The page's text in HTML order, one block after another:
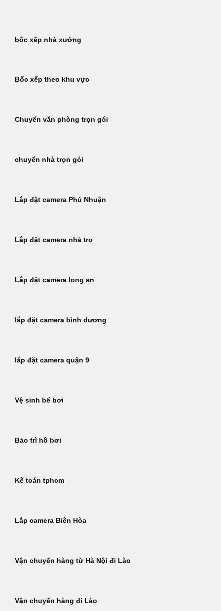
dungbốc xếp nhà xưởng
Bốc xếp theo khu vực
Chuyển văn phòng trọn gói
chuyển nhà trọn gói
Lắp đặt camera Phú Nhuận
Lắp đặt camera nhà trọ
Lắp đặt camera long an
lắp đặt camera bình dương
lắp đặt camera quận 9
Vệ sinh bể bơi
Bảo trì hồ bơi
Kế toán tphcm
Lắp camera Biên Hòa
Vận chuyển hàng từ Hà Nội đi Lào
Vận chuyển hàng đi Lào